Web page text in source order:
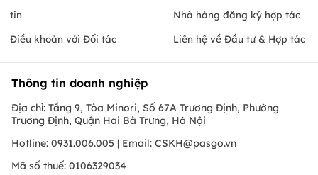
tin
Điều khoản với Đối tác
Nhà hàng đăng ký hợp tác
Liên hệ về Đầu tư & Hợp tác
Thông tin doanh nghiệp
Địa chỉ: Tầng 9, Tòa Minori, Số 67A Trương Định, Phường
Trương Định, Quận Hai Bà Trưng, Hà Nội
Hotline: 0931.006.005 | Email: CSKH@pasgo.vn
Mã số thuế: 0106329034